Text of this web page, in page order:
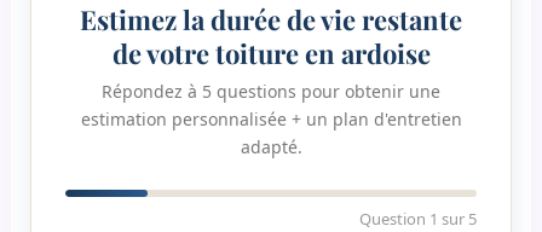
Estimez la durée de vie restante
de votre toiture en ardoise
Répondez à 5 questions pour obtenir une
estimation personnalisée + un plan d'entretien
adapté.
Question 1 sur 5